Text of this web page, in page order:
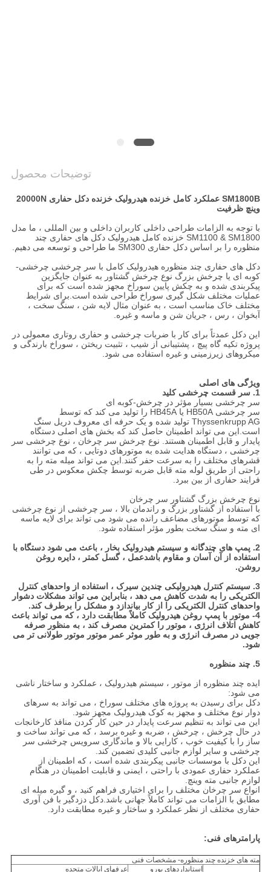
حریم
خصوصی
توضیحات محصول
SM1800B عملکرد کامل خزنده هیدرولیک خزنده دکل حفاری 20000N
وینچ ظرفیت
با توجه به الزامات طراحی داخلی کاربران داخلی و بین المللی ، ما مدل
SM1100 & SM1800 خزنده کامل هیدرولیک دکل های حفاری چند
منظوره را بر اساس دکل حفاری SM300 ما طراحی و توسعه می دهیم.
دکل های حفاری چند منظوره هیدرولیک کامل با سر چرخشی چرخشی-
کوبه ای یا چرخش بزرگ نوع چرخش گشتاور به عنوان جایگزین
پیکربندی شده و به چکش پایین سوراخ مجهز شده است که برای
عملیات مختلف شکل گیری سوراخ طراحی شده است.برای شرایط
مختلف خاک مناسب است ، به عنوان مثال لایه شن ، سنگ سخت ،
آبخوان ، رس ، جریان شن و ماسه و غیره.
این دکل عمدتاً برای کار با ضربات چرخشی و حفاری روتاری معمولی در
پروژه تکیه گاه پیچ ، پشتیبانی از شیب ، تثبیت ریختن ، سوراخ بارندگی و
میکروهای زیرزمینی و غیره استفاده می شود.
ویژگی های اصلی
1. سر قسمت چرخشی کلید
سر چرخشی بسیار مؤثر در چرخش-کوبه ای
سر چرخشی HB50A یا HB45A را تولید می کند که توسط
Thyssenkrupp AG تولید شده و یک حرفه ای معروف دریل سنگ
است.این می تواند اطمینان حاصل کند که بخش های اصلی دستگاه
پایدار و قابل اطمینان هستند. نوع چرخش سر چرخان ، نوع چرخشی سر
چرخشی ، دستگاه هدایت شده به موتورهای دوتایی ، که می توانند
قشرهای مختلف را به سرعت حفر کنند.این می تواند میله مته را به
راحتی از طریق لوله مته قابل ضربه توسط چکش معکوس در طی
فرایند حفاری از بین ببرد.
نوع چرخش بزرگ گشتاور سر چرخان
با استفاده از گشتاور بزرگ و راندمان بالا ، سر چرخشی از نوع چرخشی
که توسط موتورهای مضاعف رانده می شود می تواند برای لایه ماسه
ای مته و سنگ سخت بطور مؤثر استفاده شود.
2. پمپ های چندگانه و سیستم هیدرولیک بخار ، باعث می شود دستگاه با
استفاده از آن آسان و مقاوم باشدعمل ، گسل کمتر ، دایره روغن
روشن.
3. سیستم کنترل هیدرولیکی چندین سیرک ، استفاده از واحدهای کنترل
الکتریکی را به شدت کاهش می دهد ، بنابراین می تواند مشکلات دشوار
واحدهای کنترل الکتریکی را از کار بیاندازد و مشکل را برطرف کند.
4- موتور با پمپ روغن هیدرولیک کاملاً مطابقت دارد ، که می تواند باعث
کاهش اتلاف انرژی ، موتور را کمترین مصرف کند ، به منظور صرفه
جویی در مصرف انرژی و به طور موثر عمر موتور موتور طولانی تر می
شود.
5. چند منظوره
ایده چند منظوره از موتور ، سیستم هیدرولیک ، عملکرد و ساختار ناشی
می شود:
دکل برای رسیدن به پروژه های مختلف سوراخ ، می تواند به سرهای
دوار نوع مختلف و مجهز به کوک هیدرولیک مجهز شود.
این می تواند به تنظیم سرعت پایدار در حین کار کردن منافذ کارخانجات
در حال چرخش ، چرخش ، ضربه و غیره برسد ، که می تواند ساخت و
ساز را با کیفیت خوب ، کارایی بالا و ماندگاری سرویس چرخشی سر
چرخشی و سایر لوازم جانبی کلیدی تضمین کند.
این دکل با موسسات جانبی پیکربندی شده است ، که اطمینان از
عملکرد حفاری عمودی با راحتی ، ایمنی و قابلیت اطمینان در هنگام
لوازم جانبی مته وینچ.
انواع سر چرخان مختلف را برای اختیاری فراهم کنید ، و گیره میله ای
مطابق با الزامات می تواند کاملاً جهانی باشد.دکل دزدگیر با فن آوری
حفاری مختلف از نظر عملکرد و ساختار و غیره مطابقت دارد.
پارامترهای فنی:
مته های خزنده چند منظوره- مشخصات فنی
استانداردهای یورو
عرفهای ایالات متحده